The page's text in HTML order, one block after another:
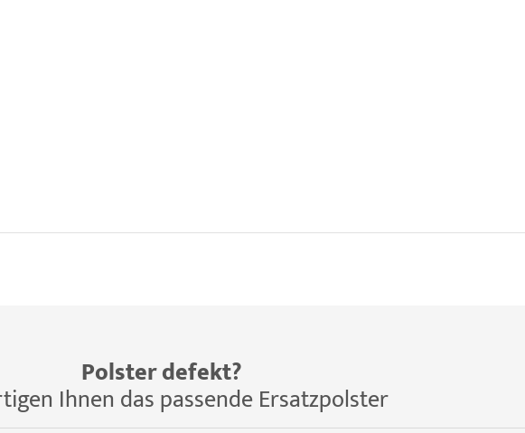
Polster defekt?
Ihnen das passende Ersatzpolster